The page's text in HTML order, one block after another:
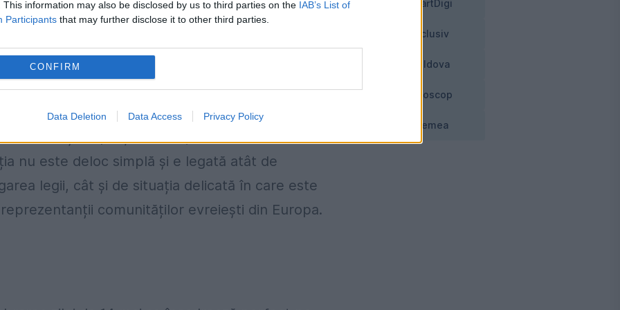
This information may also be disclosed by us to third parties on the IAB’s List of
Participants that may further disclose it to other third parties.
CONFIRM
Data Deletion Data Access Privacy Policy
țării. Legea a trecut de ambele camere
decretul de promulgare.
a martirilor din temnițele comuniste.
marcat prin nimic de Administrația
declarație a președintelui, niciun comunicat
nu este deloc simplă și e legată atât de
legii, cât și de situația delicată în care este
comunităților evreiești din Europa.
SmartDigi
Exclusiv
Moldova
Horoscop
Vremea